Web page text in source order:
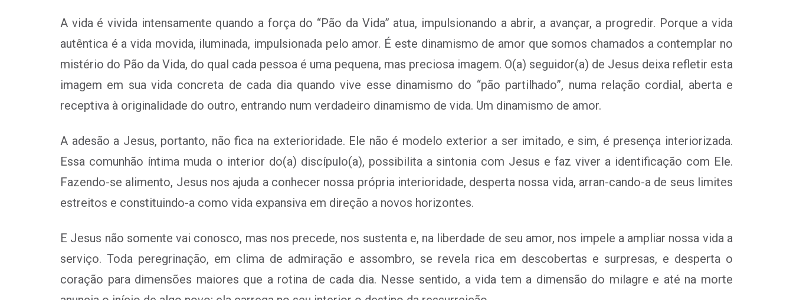
A vida é vivida intensamente quando a força do “Pão da Vida” atua, impulsionando a abrir, a avançar, a progredir. Porque a vida
autêntica é a vida movida, iluminada, impulsionada pelo amor. É este dinamismo de amor que somos chamados a contemplar no
mistério do Pão da Vida, do qual cada pessoa é uma pequena, mas preciosa imagem. O(a) seguidor(a) de Jesus deixa refletir esta
imagem em sua vida concreta de cada dia quando vive esse dinamismo do “pão partilhado”, numa relação cordial, aberta e
receptiva à originalidade do outro, entrando num verdadeiro dinamismo de vida. Um dinamismo de amor.
A adesão a Jesus, portanto, não fica na exterioridade. Ele não é modelo exterior a ser imitado, e sim, é presença interiorizada.
Essa comunhão íntima muda o interior do(a) discípulo(a), possibilita a sintonia com Jesus e faz viver a identificação com Ele.
Fazendo-se alimento, Jesus nos ajuda a conhecer nossa própria interioridade, desperta nossa vida, arran-cando-a de seus limites
estreitos e constituindo-a como vida expansiva em direção a novos horizontes.
E Jesus não somente vai conosco, mas nos precede, nos sustenta e, na liberdade de seu amor, nos impele a ampliar nossa vida a
serviço. Toda peregrinação, em clima de admiração e assombro, se revela rica em descobertas e surpresas, e desperta o
coração para dimensões maiores que a rotina de cada dia. Nesse sentido, a vida tem a dimensão do milagre e até na morte